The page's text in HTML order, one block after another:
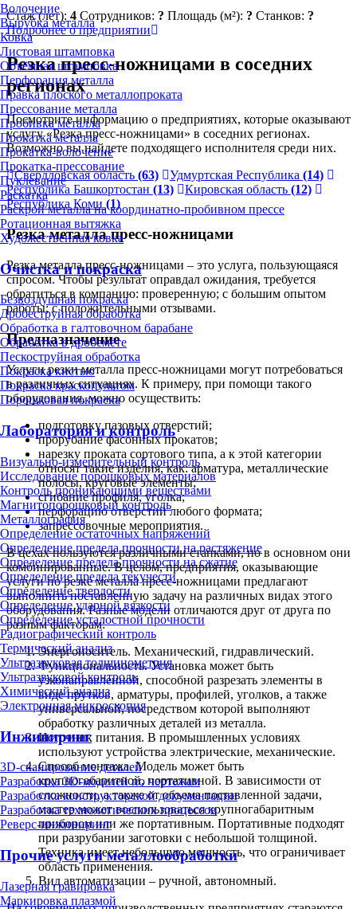
Волочение
Вырубка металла
Ковка
Листовая штамповка
Объёмная штамповка
Перфорация металла
Правка плоского металлопроката
Прессование металла
Пробивка металла
Прокатка металла
Прокатка-волочение
Прокатка-прессование
Пуклевание
Раскатка
Раскрой металла на координатно-пробивном прессе
Ротационная вытяжка
Художественная ковка
Очистка и покраска
Безвоздушная покраска
Дробеструйная обработка
Обработка в галтовочном барабане
Обработка в дробемёте
Пескоструйная обработка
Покраска кистью
Покраска краскопультом
Порошковая покраска
Лаборатория и контроль
Визуально-измерительный контроль
Исследование порошковых материалов
Контроль проникающими веществами
Магнитопорошковый контроль
Металлография
Определение остаточных напряжений
Определение предела прочности на растяжение
Определение предела прочности на сжатие
Определение предела текучести
Определение твердости
Определение ударной вязкости
Определение усталостной прочности
Радиографический контроль
Термический анализ
Ультразвуковая толщинометрия
Ультразвуковой контроль
Химический анализ
Электронная микроскопия
Инжиниринг
3D-сканирование деталей
Разработка 3D-моделей по чертежам
Разработка конструкторской документации
Разработка технологических процессов
Реверс-инжиниринг
Прочие услуги металлообработки
Лазерная гравировка
Маркировка плазмой
Стаж (лет): 4 Сотрудников: ? Площадь (м²): ? Станков: ?
Подробнее о предприятии
Резка пресс-ножницами в соседних
регионах
Посмотрите информацию о предприятиях, которые оказывают
услугу «Резка пресс-ножницами» в соседних регионах.
Возможно вы найдете подходящего исполнителя среди них.
Свердловская область (63) Удмуртская Республика (14)
Республика Башкортостан (13) Кировская область (12)
Республика Коми (1)
Резка металла пресс-ножницами
Резка металла пресс-ножницами – это услуга, пользующаяся
спросом. Чтобы результат оправдал ожидания, требуется
обратиться в компанию: проверенную; с большим опытом
работы; с положительными отзывами.
Предназначение
Услуги резки металла пресс-ножницами могут потребоваться
в различных ситуациях. К примеру, при помощи такого
оборудования, можно осуществить:
подготовку пазовых отверстий;
прорубание фасонных прокатов;
нарезку проката сортового типа, а к этой категории
относят такие изделия, как: арматура, металлические
полосы, круговые элементы;
сгибание профиля, уголка;
перфорацию отверстий любого формата;
запрессовочные мероприятия.
В цехах пользуются различными станками, но в основном они
комбинированные. В целом, предприятия, оказывающие
услуги по резке металла пресс-ножницами предлагают
выполнить поставленную задачу на различных видах этого
оборудования. Разные модели отличаются друг от друга по
разным факторам:
Энергоноситель. Механический, гидравлический.
Функциональность. Установка может быть
узконаправленной, способной разрезать элементы в
виде прутков, арматуры, профилей, уголков, а также
универсальной, посредством которой выполняют
обработку различных деталей из металла.
Источник питания. В промышленных условиях
используют устройства электрические, механические.
Способ монтажа. Модель может быть
крупногабаритной, портативной. В зависимости от
сложности, а также от объема поставленной задачи,
мастер может воспользоваться крупногабаритным
прибором или же портативным. Портативные подходят
при разрубании заготовки с небольшой толщиной.
Техника имеет небольшую мощность, что ограничивает
область применения.
Вид автоматизации – ручной, автономный.